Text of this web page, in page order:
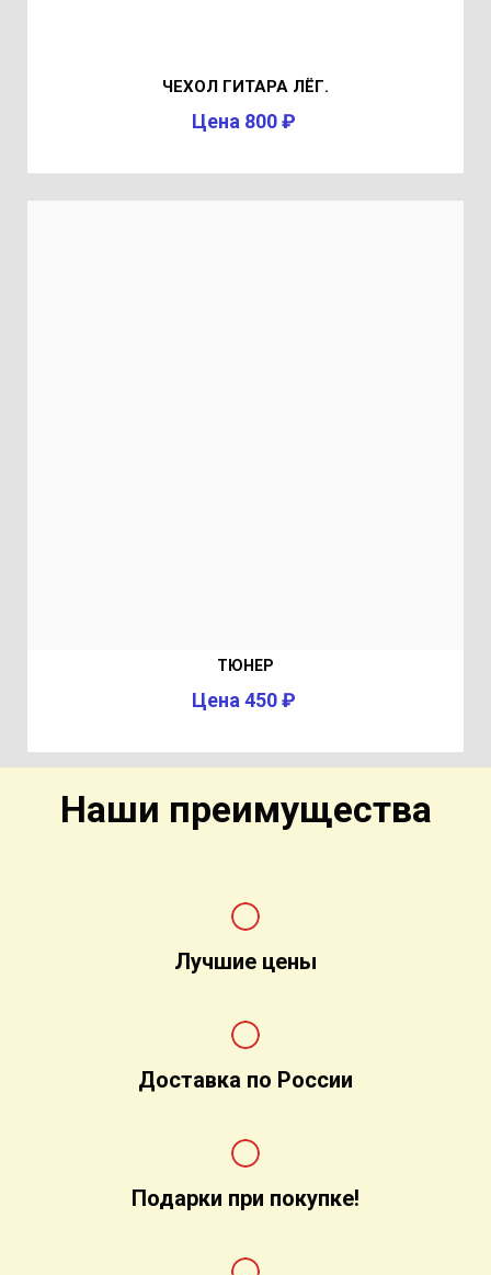
ЧЕХОЛ ГИТАРА ЛЁГ.
Цена 800 ₽
ТЮНЕР
Цена 450 ₽
Наши преимущества
Лучшие цены
Доставка по России
Подарки при покупке!